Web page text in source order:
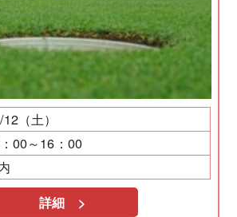
（土）
00～16：00
詳細 >